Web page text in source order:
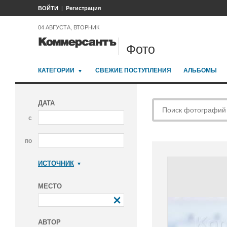
ВОЙТИ Регистрация
04 АВГУСТА, ВТОРНИК
Фото
КАТЕГОРИИ СВЕЖИЕ ПОСТУПЛЕНИЯ АЛЬБОМЫ
ДАТА
с
по
ИСТОЧНИК
МЕСТО
АВТОР